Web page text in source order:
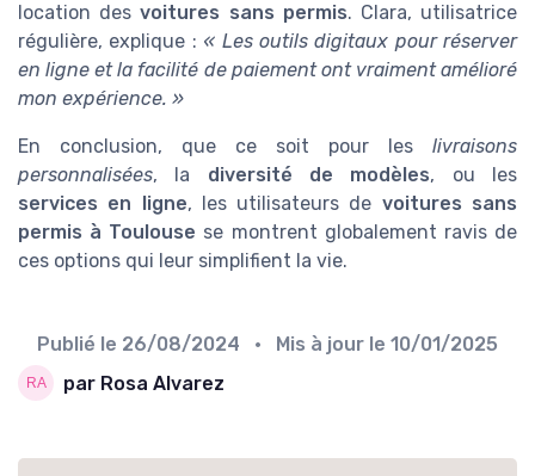
location desvoitures sans permis. Clara, utilisatrice
régulière, explique : « Les outils digitaux pour réserver
en ligne et la facilité de paiement ont vraiment amélioré
mon expérience. »
En conclusion, que ce soit pour les livraisons
personnalisées, la diversité de modèles, ou les
services en ligne, les utilisateurs de voitures sans
permis à Toulouse se montrent globalement ravis de
ces options qui leur simplifient la vie.
Publié le 26/08/2024 • Mis à jour le 10/01/2025
par Rosa Alvarez